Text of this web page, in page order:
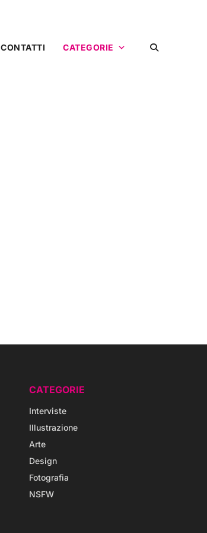
CONTATTI CATEGORIE
CATEGORIE
Interviste
Illustrazione
Arte
Design
Fotografia
NSFW